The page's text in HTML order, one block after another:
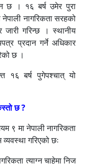
छ । १६ बर्ष उमेर पुरा
नागरिकता सरहको
जारी गरिन्छ । स्थानीय
प्रदान गर्ने अधिकार
छ ।
१६ बर्ष पुगेपश्चात् यो
छ ?
९ मा नेपाली नागरिकता
व्यवस्था गरिएको छः
त्याग्न चाहेमा निज